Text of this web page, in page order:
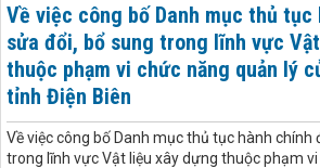
Về việc công bố Danh mục thủ
sửa đổi, bổ sung trong lĩnh vực
thuộc phạm vi chức năng quản lý
tỉnh Điện Biên
Về việc công bố Danh mục thủ tục hành chính
trong lĩnh vực Vật liệu xây dựng thuộc phạm